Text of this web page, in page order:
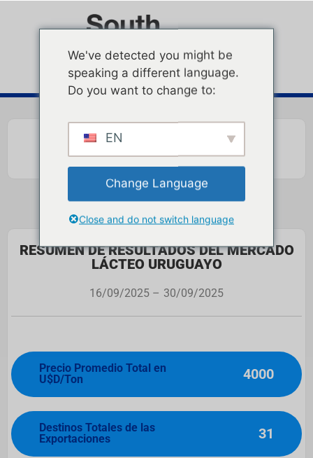
RESUMEN DE RESULTADOS DEL MERCADO
LÁCTEO URUGUAYO
16/09/2025 – 30/09/2025
Precio Promedio Total en
U$D/Ton
4000
Destinos Totales de las
Exportaciones
31
We've detected you might be
speaking a different language.
Do you want to change to:
EN
Change Language
Close and do not switch language